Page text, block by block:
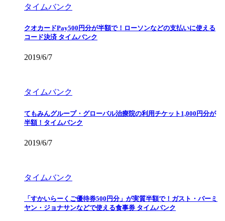
タイムバンク
クオカードPay500円分が半額で！ローソンなどの支払いに使える
コード決済 タイムバンク
2019/6/7
タイムバンク
てもみんグループ・グローバル治療院の利用チケット1,000円分が
半額！タイムバンク
2019/6/7
タイムバンク
「すかいらーくご優待券500円分」が実質半額で！ガスト・バーミ
ヤン・ジョナサンなどで使える食事券 タイムバンク